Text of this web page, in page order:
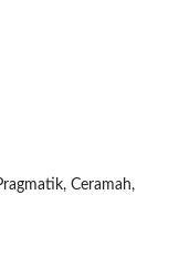
Ceramah,